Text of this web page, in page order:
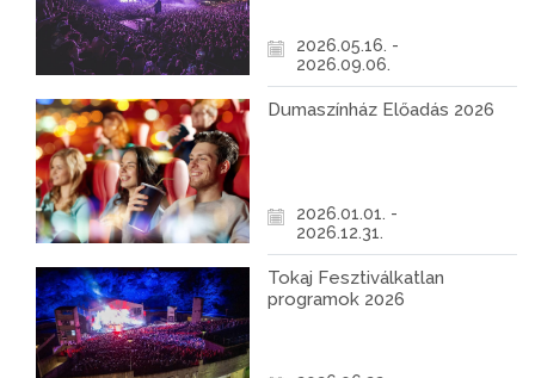
2026.05.16. -
2026.09.06.
Dumaszínház Előadás 2026
2026.01.01. -
2026.12.31.
Tokaj Fesztiválkatlan
programok 2026